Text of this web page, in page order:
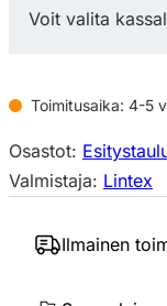
1960
kirjoitustaulu
Voit valita
Toimitusaika: 4-5
Osastot:
Valmistaja: Lintex
Ilmainen